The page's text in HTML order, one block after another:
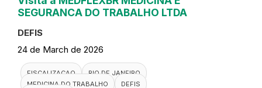
SEGURANCA DO TRABALHO LTDA
DEFIS
24 de March de 2026
FISCALIZACAO
RIO DE JANEIRO
MEDICINA DO TRABALHO
DEFIS